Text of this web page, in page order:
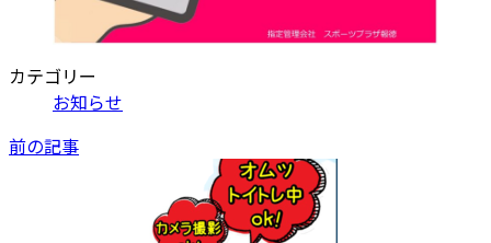
カテゴリー
お知らせ
前の記事